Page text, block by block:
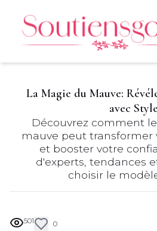
La Magie du Mauve:
avec Style
Découvrez comment
mauve peut transformer
et booster votre
d'experts, tendances
choisir le
501 0